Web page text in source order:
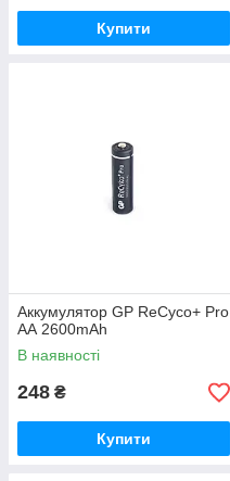
Купити
Аккумулятор GP ReCyco+ Pro
AА 2600mAh
В наявності
248 ₴
Купити